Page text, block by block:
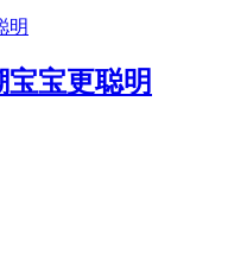
宝更聪明